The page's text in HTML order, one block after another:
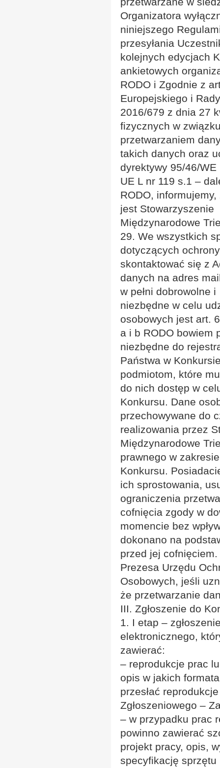
Organizatora
niniejszego
przesyłania
kolejnych edycjach
ankietowych
RODO i Zgodnie z
Europejskiego i
2016/679 z dnia 27
fizycznych w
przetwarzaniem
takich danych oraz
dyrektywy 95/46/
UE L nr 119 s.1 –
RODO,
jest Stowarzyszenie
Międzynarodowe
29. We wszystkich
dotyczących
skontaktować się z
danych na adres
w pełni dobrowolne i
niezbędne w celu
osobowych jest art.
a i b RODO bowiem
niezbędne do
Państwa w
podmiotom, które
do nich dostęp w
Konkursu. Dane
przechowywane do
realizowania przez
Międzynarodowe
prawnego w
Konkursu.
ich sprostowania,
ograniczenia
cofnięcia zgody w
momencie bez
dokonano na
przed jej
Prezesa Urzędu
Osobowych, jeśli
że przetwarzanie
III. Zgłoszenie do
1. I etap –
elektronicznego,
zawierać:
– reprodukcje prac
opis w jakich
przesłać
Zgłoszeniowego –
– w przypadku prac
powinno zawierać
projekt pracy, opis,
specyfikację sprzętu